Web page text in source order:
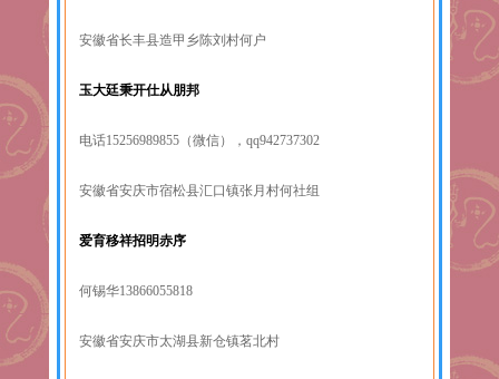
安徽省长丰县造甲乡陈刘村何户
玉大廷秉开仕从朋邦
电话15256989855（微信），qq942737302
安徽省安庆市宿松县汇口镇张月村何社组
爱育移祥招明赤序
何锡华13866055818
安徽省安庆市太湖县新仓镇茗北村